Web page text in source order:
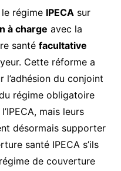
régime IPECAsur
à charge avec la
santé facultative
Cette réforme a
du conjoint
régime obligatoire
mais leurs
désormais supporter
santé IPECA s’ils
de couverture